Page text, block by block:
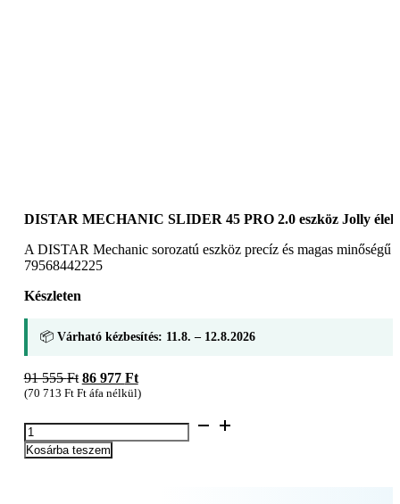
DISTAR MECHANIC SLIDER 45 PRO 2.0 eszköz Jolly
A DISTAR Mechanic sorozatú eszköz precíz és magas
79568442225
Készleten
📦 Várható kézbesítés: 11.8. – 12.8.2026
91 555Ft Original
price
91
555 Ft.
86 977 FtCurrent
price
86
977 Ft.
(70 713 FtFt áfa nélkül)
DISTAR
MECHANIC
SLIDER
Kosárba teszem